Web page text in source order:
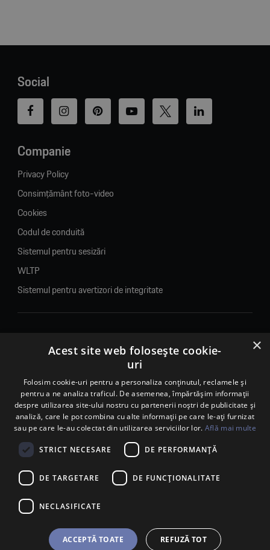
Social
Companie
Privacy Policy
Consimțământ foto-video
Cookies
Codul de conduită
Sistemul pentru sesizări
WLTP
Sistemul pentru avertizori de integritate
© 2026. Porsche Inter Auto Romania. Toate drepturile rezervate.
Porsche Inter Auto Romania SRL
RO22188461 J2007002067233
B-dul Pipera, nr. 2, Sala 1, Etaj 2, Voluntari, jud.Ilfov - sediu
social
B-dul Pipera, nr. 1/X, Centrul Porsche București – PCB,
Voluntari, jud. Ilfov – punct de lucru
Calea Lugojului, nr. 136, loc. Ghiroda, jud. Timiș – punct de
×
Acest site web folosește cookie-
uri
Folosim cookie-uri pentru a personaliza conținutul, reclamele și
pentru a ne analiza traficul. De asemenea, împărtășim informații
despre utilizarea site-ului nostru cu partenerii noștri de publicitate și
analiză, care le pot combina cu alte informații pe care le-ați furnizat
sau pe care le-au colectat din utilizarea serviciilor lor. Află mai multe
STRICT NECESARE DE PERFORMANȚĂ
DE TARGETARE DE FUNCŢIONALITATE
NECLASIFICATE
ACCEPTĂ TOATE REFUZĂ TOT